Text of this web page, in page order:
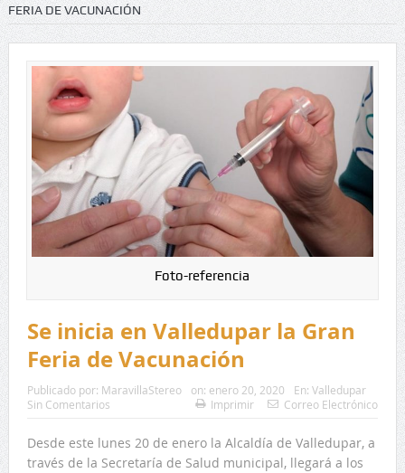
FERIA DE VACUNACIÓN
Foto-referencia
Se inicia en Valledupar la Gran
Feria de Vacunación
Publicado por: MaravillaStereo on: enero 20, 2020 En: Valledupar
Sin Comentarios
Imprimir Correo Electrónico
Desde este lunes 20 de enero la Alcaldía de Valledupar, a
través de la Secretaría de Salud municipal, llegará a los